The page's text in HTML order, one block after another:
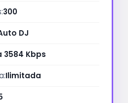
300
DJ
3584 Kbps
Ilimitada